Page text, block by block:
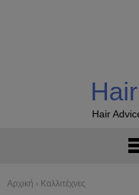
Hair
Αρχική › Καλλιτέχνες